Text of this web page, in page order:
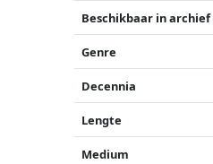
Beschikbaar in archief
Genre
Decennia
Lengte
Medium